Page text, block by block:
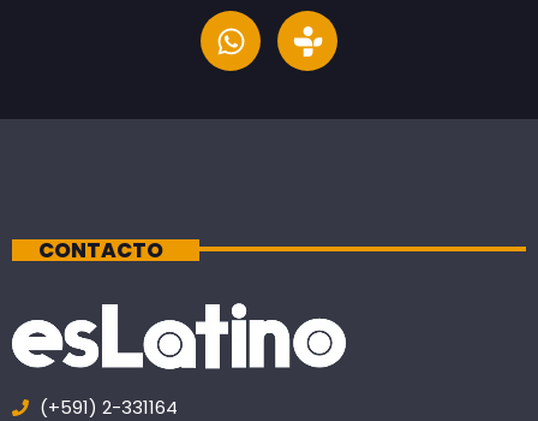
CONTACTO
(+591) 2-331164